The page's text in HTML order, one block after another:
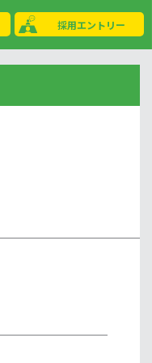
採用エントリー